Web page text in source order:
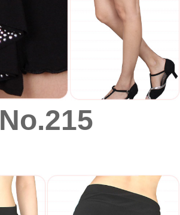
No.215